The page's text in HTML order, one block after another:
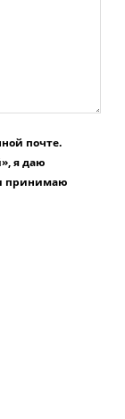
почте.
я даю
принимаю